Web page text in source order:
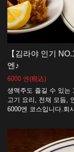
【김라야 인기
엔♪
6000 엔(税込)
생맥주도 즐길 수 있는
고기 요리, 전채 모듬,
6000엔 코스입니다.회